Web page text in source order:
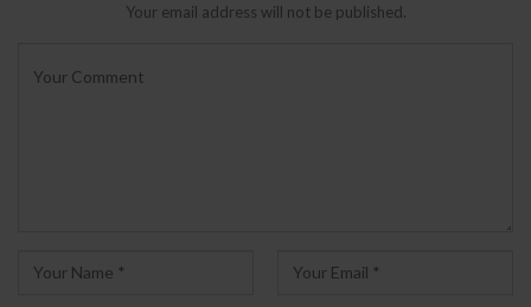
Your email address will not be published.